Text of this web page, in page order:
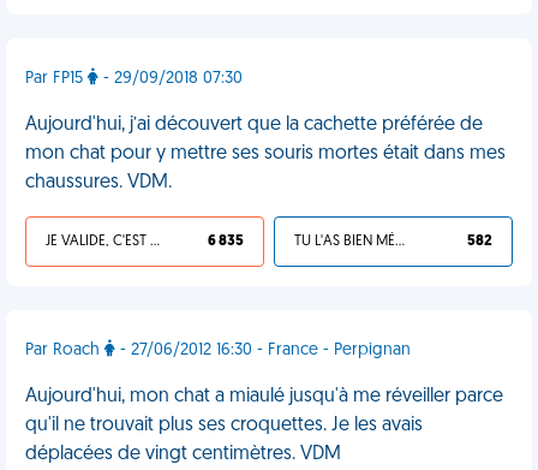
Par FP15 - 29/09/2018 07:30
Aujourd'hui, j’ai découvert que la cachette préférée de
mon chat pour y mettre ses souris mortes était dans mes
chaussures. VDM.
JE VALIDE, C'EST UNE VDM 6 835 TU L'AS BIEN MÉRITÉ 582
Par Roach - 27/06/2012 16:30 - France - Perpignan
Aujourd'hui, mon chat a miaulé jusqu'à me réveiller parce
qu'il ne trouvait plus ses croquettes. Je les avais
déplacées de vingt centimètres. VDM